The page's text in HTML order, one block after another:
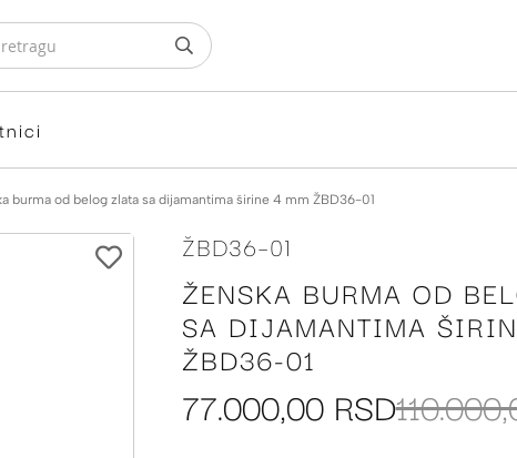
burma od belog zlata sa dijamantima širine 4 mm ŽBD36-01
ŽENSKA BURMA OD
SA DIJAMANTIMA
ŽBD36-01
ŽBD36-01
77.000,00 RSD